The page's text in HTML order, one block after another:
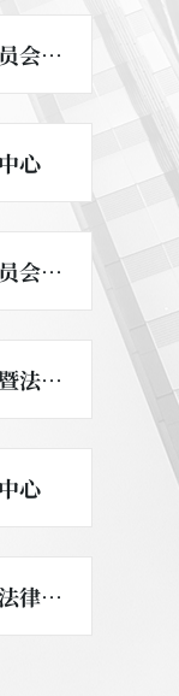
国浩私募基金与资产管理业务委员会暨法律研究中心
心
国浩环境资源与基础设施业务委员会暨法律研究中心
国浩劳动与社会保障业务委员会暨法律研究中心
心
国浩海洋海事海商业务委员会暨法律研究中心